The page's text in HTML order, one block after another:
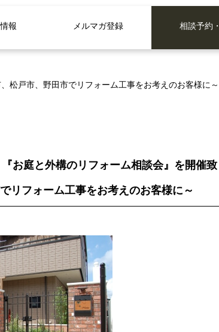
報 メルマガ登録 相談予約
松戸市、野田市でリフォーム工事をお考えのお客様に～
お庭と外構のリフォーム相談会』を開催致
リフォーム工事をお考えのお客様に～